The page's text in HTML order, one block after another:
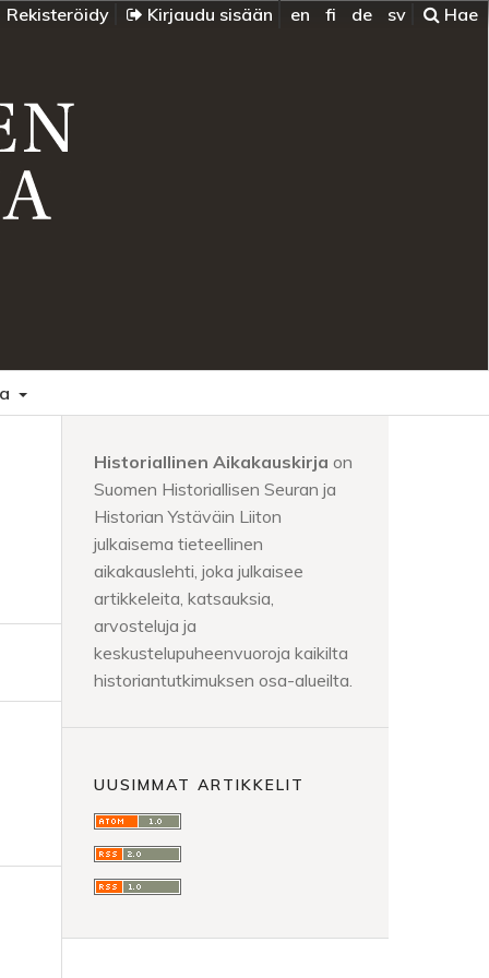
Rekisteröidy Kirjaudu sisään en fi de sv Hae
Historiallinen Aikakauskirja on
Suomen Historiallisen Seuran ja
Historian Ystäväin Liiton
julkaisema tieteellinen
aikakauslehti, joka julkaisee
artikkeleita, katsauksia,
arvosteluja ja
keskustelupuheenvuoroja kaikilta
historiantutkimuksen osa-alueilta.
UUSIMMAT ARTIKKELIT